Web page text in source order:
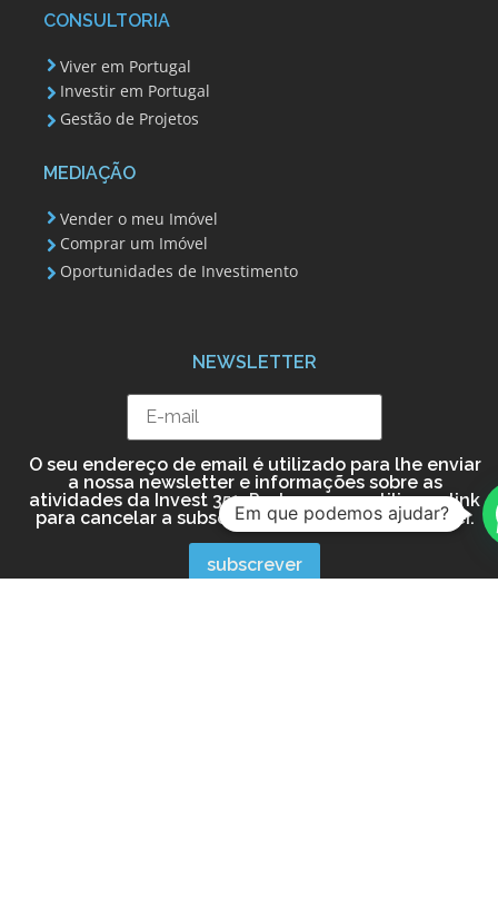
CONSULTORIA
Viver em Portugal
Investir em Portugal
Gestão de Projetos
MEDIAÇÃO
Vender o meu Imóvel
Comprar um Imóvel
Oportunidades de Investimento
NEWSLETTER
O seu endereço de email é utilizado para lhe enviar
a nossa newsletter e informações sobre as
atividades da Invest 351. Pode sempre utilizar o link
para cancelar a subscrição incluído na newsletter.
Em que podemos ajudar?